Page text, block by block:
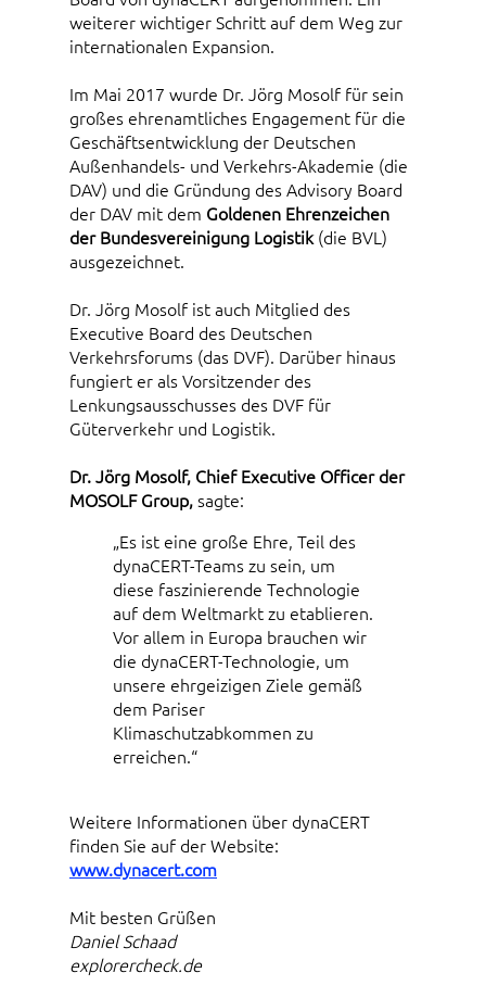
weiterer wichtiger Schritt auf dem Weg zur
internationalen Expansion.
Im Mai 2017 wurde Dr. Jörg Mosolf für sein
großes ehrenamtliches Engagement für die
Geschäftsentwicklung der Deutschen
Außenhandels- und Verkehrs-Akademie (die
DAV) und die Gründung des Advisory Board
der DAV mit dem Goldenen Ehrenzeichen
der Bundesvereinigung Logistik(die BVL)
ausgezeichnet.
Dr. Jörg Mosolf ist auch Mitglied des
Executive Board des Deutschen
Verkehrsforums (das DVF). Darüber hinaus
fungiert er als Vorsitzender des
Lenkungsausschusses des DVF für
Güterverkehr und Logistik.
Dr. Jörg Mosolf, Chief Executive Officer der
MOSOLF Group,sagte:
„Es ist eine große Ehre, Teil des
dynaCERT-Teams zu sein, um
diese faszinierende Technologie
auf dem Weltmarkt zu etablieren.
Vor allem in Europa brauchen wir
die dynaCERT-Technologie, um
unsere ehrgeizigen Ziele gemäß
dem Pariser
Klimaschutzabkommen zu
erreichen.“
Weitere Informationen über dynaCERT
finden Sie auf der Website:
www.dynacert.com
Mit besten Grüßen
Daniel Schaad
explorercheck.de